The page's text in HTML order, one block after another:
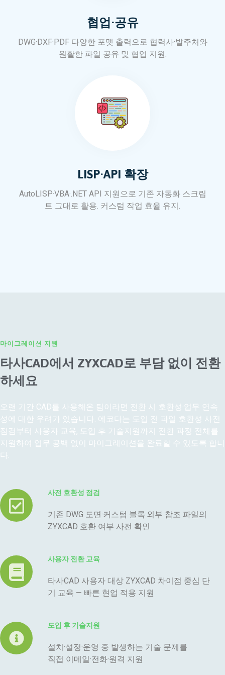
협업·공유
DWG·DXF·PDF 다양한 포맷 출력으로 협력사·발주처와
원활한 파일 공유 및 협업 지원.
LISP·API 확장
AutoLISP·VBA·.NET API 지원으로 기존 자동화 스크립
트 그대로 활용. 커스텀 작업 효율 유지.
마이그레이션 지원
타사CAD에서 ZYXCAD로 부담 없이 전환
하세요
오랜 기간 CAD를 사용해온 팀이라면 전환 시 호환성·업무 연속
성에 대한 우려가 있습니다. 에코다는 도입 전 파일 호환성 사전
점검부터 사용자 교육, 도입 후 기술지원까지 전환 과정 전체를
지원하여 업무 공백 없이 마이그레이션을 완료할 수 있도록 합니
다.
사전 호환성 점검
기존 DWG 도면·커스텀 블록·외부 참조 파일의
ZYXCAD 호환 여부 사전 확인
사용자 전환 교육
타사CAD 사용자 대상 ZYXCAD 차이점 중심 단
기 교육 — 빠른 현업 적용 지원
도입 후 기술지원
설치·설정·운영 중 발생하는 기술 문제를
직접 이메일·전화·원격 지원